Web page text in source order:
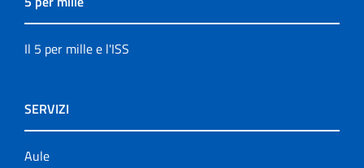
Il 5 per mille e l'ISS
SERVIZI
Aule